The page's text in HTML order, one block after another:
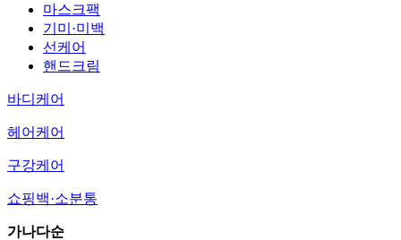
마스크팩
기미·미백
선케어
핸드크림
바디케어
헤어케어
구강케어
쇼핑백·소분통
가나다순